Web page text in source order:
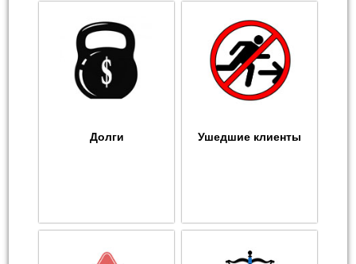
Долги Ушедшие клиенты